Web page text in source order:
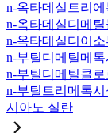
n-옥타데실트리에
n-옥타데실디메틸
n-옥타데실디이소
n-부틸디메틸메톡
n-부틸디메틸클로
n-부틸트리메톡시
시아노 실란